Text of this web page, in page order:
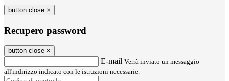
button close ×
Recupero password
button close ×
E-mail Verrà inviato un messaggio
all'indirizzo indicato con le istruzioni necessarie.